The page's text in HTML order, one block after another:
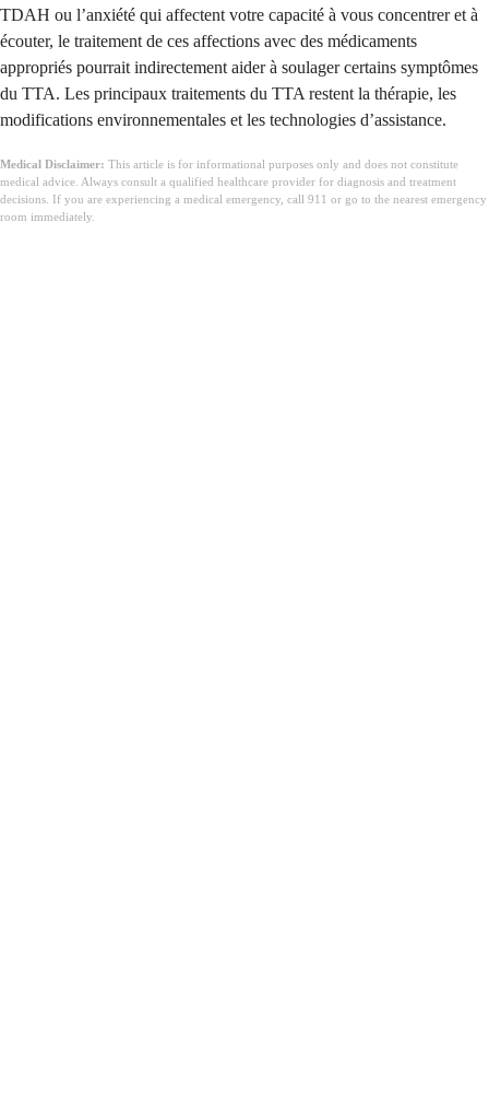
TDAH ou l’anxiété qui affectent votre capacité à vous concentrer et à
écouter, le traitement de ces affections avec des médicaments
appropriés pourrait indirectement aider à soulager certains symptômes
du TTA. Les principaux traitements du TTA restent la thérapie, les
modifications environnementales et les technologies d’assistance.
Medical Disclaimer: This article is for informational purposes only and does not constitute
medical advice. Always consult a qualified healthcare provider for diagnosis and treatment
decisions. If you are experiencing a medical emergency, call 911 or go to the nearest emergency
room immediately.